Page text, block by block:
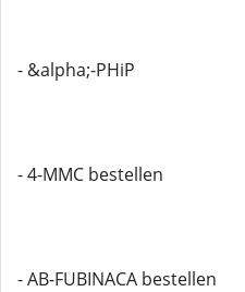
- &alpha;-PHiP
- 4-MMC bestellen
- AB-FUBINACA bestellen